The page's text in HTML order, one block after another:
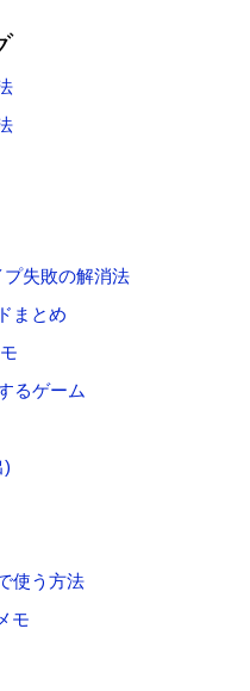
プ失敗の解消法
まとめ
るゲーム
)
使う方法
モ